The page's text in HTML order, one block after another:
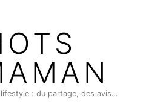
: du partage, des avis…